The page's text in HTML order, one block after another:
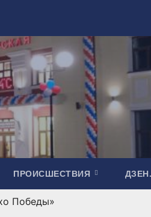
ПРОИСШЕСТВИЯ
Победы»